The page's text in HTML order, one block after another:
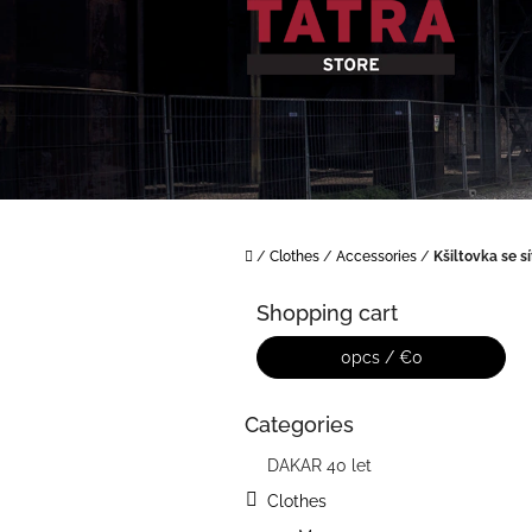
Home
/ Clothes / Accessories / Kšiltovka se
Shopping cart
0pcs / €0
Skip
Categories
DAKAR 40 let
Clothes